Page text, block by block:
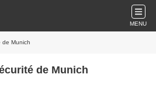
MENU
de Munich
de Munich